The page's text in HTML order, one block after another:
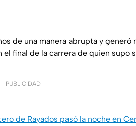
de una manera abrupta y generó
el final de la carrera de quien supo
PUBLICIDAD
de Rayados pasó la noche en